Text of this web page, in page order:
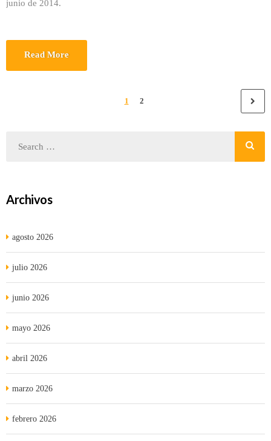
junio de 2014.
Read More
1 2
Archivos
agosto 2026
julio 2026
junio 2026
mayo 2026
abril 2026
marzo 2026
febrero 2026